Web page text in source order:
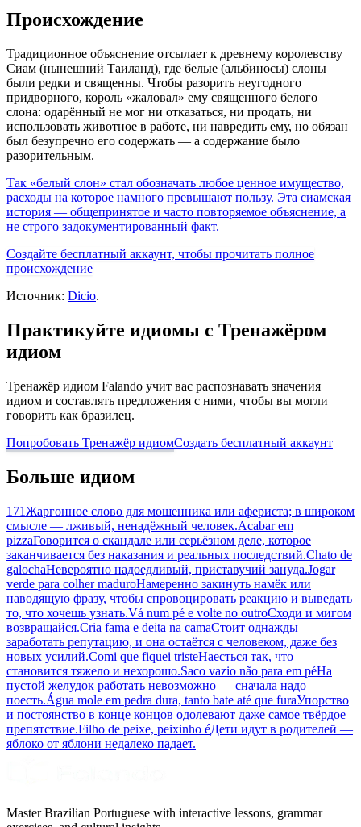
Происхождение
Традиционное объяснение отсылает к древнему королевству
Сиам (нынешний Таиланд), где белые (альбиносы) слоны
были редки и священны. Чтобы разорить неугодного
придворного, король «жаловал» ему священного белого
слона: одарённый не мог ни отказаться, ни продать, ни
использовать животное в работе, ни навредить ему, но обязан
был безупречно его содержать — а содержание было
разорительным.
Так «белый слон» стал обозначать любое ценное имущество,
расходы на которое намного превышают пользу. Эта сиамская
история — общепринятое и часто повторяемое объяснение, а
не строго задокументированный факт.
Создайте бесплатный аккаунт, чтобы прочитать полное
происхождение
Источник: Dicio.
Практикуйте идиомы с Тренажёром
идиом
Тренажёр идиом Falando учит вас распознавать значения
идиом и составлять предложения с ними, чтобы вы могли
говорить как бразилец.
Попробовать Тренажёр идиомСоздать бесплатный аккаунт
Больше идиом
171Жаргонное слово для мошенника или афериста; в широком
смысле — лживый, ненадёжный человек.Acabar em
pizzaГоворится о скандале или серьёзном деле, которое
заканчивается без наказания и реальных последствий.Chato de
galochaНевероятно надоедливый, приставучий зануда.Jogar
verde para colher maduroНамеренно закинуть намёк или
наводящую фразу, чтобы спровоцировать реакцию и выведать
то, что хочешь узнать.Vá num pé e volte no outroСходи и мигом
возвращайся.Cria fama e deita na camaСтоит однажды
заработать репутацию, и она остаётся с человеком, даже без
новых усилий.Comi que fiquei tristeНаесться так, что
становится тяжело и нехорошо.Saco vazio não para em péНа
пустой желудок работать невозможно — сначала надо
поесть.Água mole em pedra dura, tanto bate até que furaУпорство
и постоянство в конце концов одолевают даже самое твёрдое
препятствие.Filho de peixe, peixinho éДети идут в родителей —
яблоко от яблони недалеко падает.
Master Brazilian Portuguese with interactive lessons, grammar